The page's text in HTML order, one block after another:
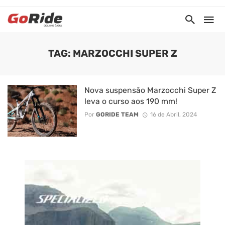
TAG: MARZOCCHI SUPER Z
Nova suspensão Marzocchi Super Z
leva o curso aos 190 mm!
Por GORIDE TEAM 16 de Abril, 2024